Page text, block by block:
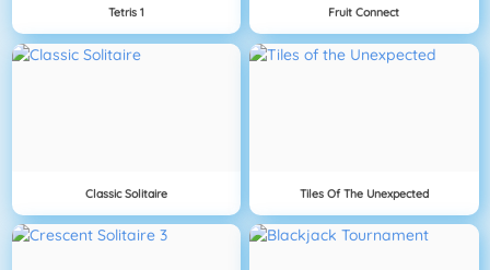
Tetris 1 Fruit Connect
Classic Solitaire Tiles Of The Unexpected